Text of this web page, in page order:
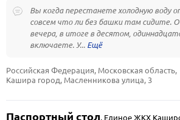
Вы когда перестанете холодную воду
совсем что ли без башки там сидите.
вечера, в итоге в десятом,
включаете. У...
Российская Федерация, Московская область,
Кашира город, Масленникова улица, 3
Паспортный стол, Единое ЖКХ